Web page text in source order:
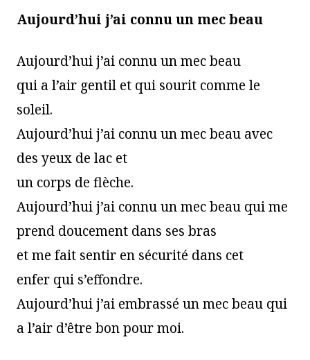
Aujourd’hui j’ai connu un mec beau
Aujourd’hui j’ai connu un mec beau
qui a l’air gentil et qui sourit comme le
soleil.
Aujourd’hui j’ai connu un mec beau avec
des yeux de lac et
un corps de flèche.
Aujourd’hui j’ai connu un mec beau qui me
prend doucement dans ses bras
et me fait sentir en sécurité dans cet
enfer qui s’effondre.
Aujourd’hui j’ai embrassé un mec beau qui
a l’air d’être bon pour moi.